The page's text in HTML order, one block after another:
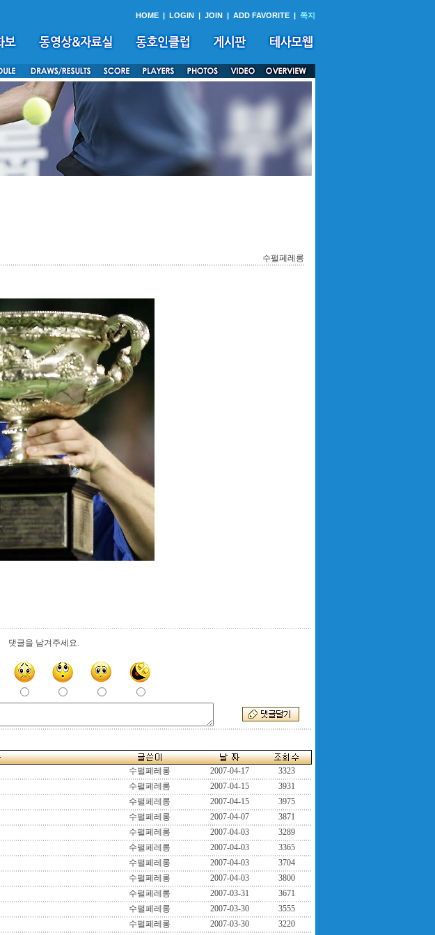
HOME | LOGIN | JOIN | ADD FAVORITE | 쪽지
수펄페레롱
댓글을 남겨주세요.
수펄페레롱 2007-04-17
3323
수펄페레롱 2007-04-15
3931
수펄페레롱 2007-04-15
3975
수펄페레롱 2007-04-07
3871
수펄페레롱 2007-04-03
3289
수펄페레롱 2007-04-03
3365
수펄페레롱 2007-04-03
3704
수펄페레롱 2007-04-03
3800
수펄페레롱 2007-03-31
3671
수펄페레롱 2007-03-30
3555
수펄페레롱 2007-03-30
3220